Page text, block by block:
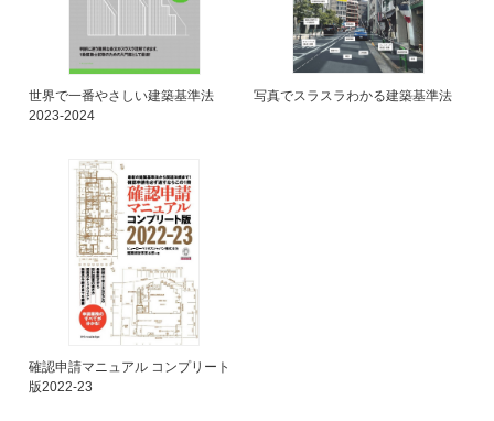
世界で一番やさしい建築基準法
2023-2024
写真でスラスラわかる建築基準法
確認申請マニュアル コンプリート
版2022-23